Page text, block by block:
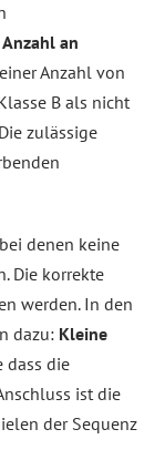
an
Anzahl von
B als nicht
zulässige
denen keine
Die korrekte
werden. In den
dazu: Kleine
dass die
ist die
der Sequenz